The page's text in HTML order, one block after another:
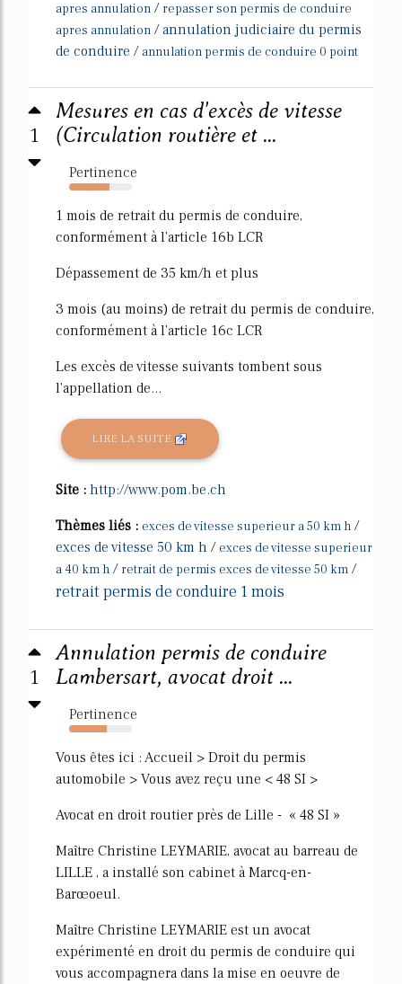
apres annulation / repasser son permis de conduire
apres annulation /annulation judiciaire du permis
de conduire / annulation permis de conduire 0 point
1
Mesures en cas d'excès de vitesse
(Circulation routière et ...
Pertinence
64%
1 mois de retrait du permis de conduire,
conformément à l'article 16b LCR
Dépassement de 35 km/h et plus
3 mois (au moins) de retrait du permis de conduire,
conformément à l'article 16c LCR
Les excès de vitesse suivants tombent sous
l'appellation de...
LIRE LA SUITE
Site : http://www.pom.be.ch
Thèmes liés : exces de vitesse superieur a 50 km h /
exces de vitesse 50 km h / exces de vitesse superieur
a 40 km h / retrait de permis exces de vitesse 50 km /
retrait permis de conduire 1 mois
1
Annulation permis de conduire
Lambersart, avocat droit ...
Pertinence
60%
Vous êtes ici : Accueil > Droit du permis
automobile > Vous avez reçu une < 48 SI >
Avocat en droit routier près de Lille - « 48 SI »
Maître Christine LEYMARIE, avocat au barreau de
LILLE , a installé son cabinet à Marcq-en-
Barœoeul.
Maître Christine LEYMARIE est un avocat
expérimenté en droit du permis de conduire qui
vous accompagnera dans la mise en oeuvre de